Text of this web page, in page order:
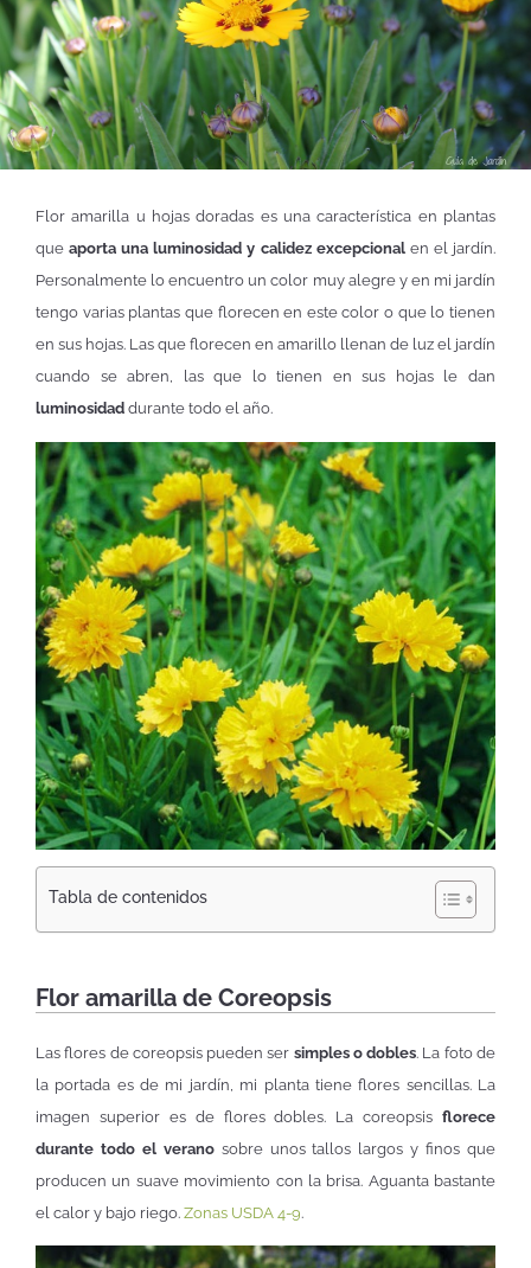
Flor amarilla u hojas doradas es una característica en plantas
queaporta una luminosidad y calidez excepcionalen el jardín.
Personalmente lo encuentro un color muy alegre y en mi jardín
tengo varias plantas que florecen en este color o que lo tienen
en sus hojas. Las que florecen en amarillo llenan de luz el jardín
cuando se abren, las que lo tienen en sus hojas le dan
luminosidad durante todo el año.
Tabla de contenidos
Flor amarilla de Coreopsis
Las flores de coreopsis pueden ser simples o dobles. La foto de
la portada es de mi jardín, mi planta tiene flores sencillas. La
imagen superior es de flores dobles. La coreopsis florece
durante todo el veranosobre unos tallos largos y finos que
producen un suave movimiento con la brisa. Aguanta bastante
el calor y bajo riego. Zonas USDA 4-9.